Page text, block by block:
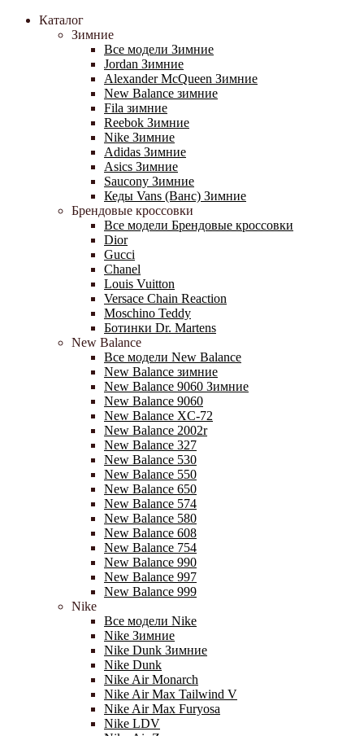
Каталог
Зимние
Все модели Зимние
Jordan Зимние
Alexander McQueen Зимние
New Balance зимние
Fila зимние
Reebok Зимние
Nike Зимние
Adidas Зимние
Asics Зимние
Saucony Зимние
Кеды Vans (Ванс) Зимние
Брендовые кроссовки
Все модели Брендовые кроссовки
Dior
Gucci
Chanel
Louis Vuitton
Versace Chain Reaction
Moschino Teddy
Ботинки Dr. Martens
New Balance
Все модели New Balance
New Balance зимние
New Balance 9060 Зимние
New Balance 9060
New Balance XC-72
New Balance 2002r
New Balance 327
New Balance 530
New Balance 550
New Balance 650
New Balance 574
New Balance 580
New Balance 608
New Balance 754
New Balance 990
New Balance 997
New Balance 999
Nike
Все модели Nike
Nike Зимние
Nike Dunk Зимние
Nike Dunk
Nike Air Monarch
Nike Air Max Tailwind V
Nike Air Max Furyosa
Nike LDV